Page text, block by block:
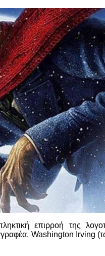
επιρροή της
Washington Irving